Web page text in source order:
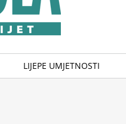
LIJEPE UMJETNOSTI